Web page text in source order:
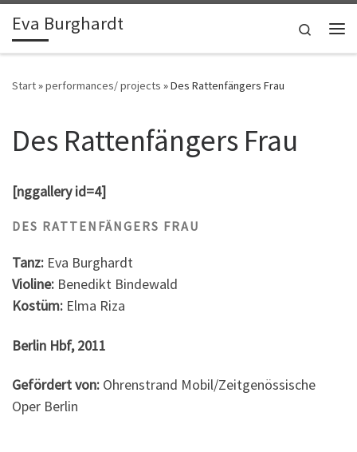
Zum Inhalt springen
Eva Burghardt
Search
Start»performances/ projects »Des Rattenfängers Frau
Des Rattenfängers Frau
[nggallery id=4]
DES RATTENFÄNGERS FRAU
Tanz: Eva Burghardt
Violine: Benedikt Bindewald
Kostüm: Elma Riza
Berlin Hbf, 2011
Gefördert von: Ohrenstrand Mobil/Zeitgenössische
Oper Berlin